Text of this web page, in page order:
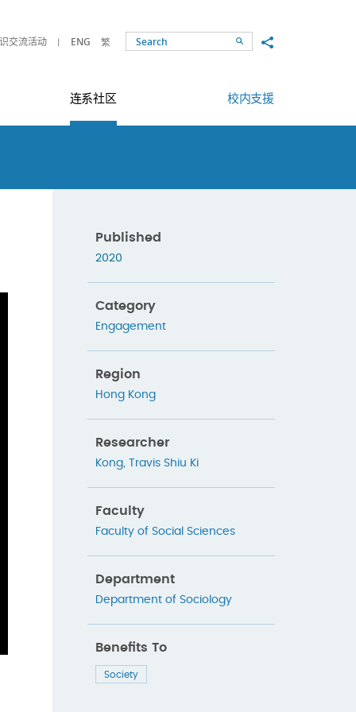
交流活动 ENG 繁 SearchShare to
连系社区 校内支援
Published
2020
Category
Engagement
Region
Hong Kong
Researcher
Kong, Travis Shiu Ki
Faculty
Faculty of Social Sciences
Department
Department of Sociology
Benefits To
Society